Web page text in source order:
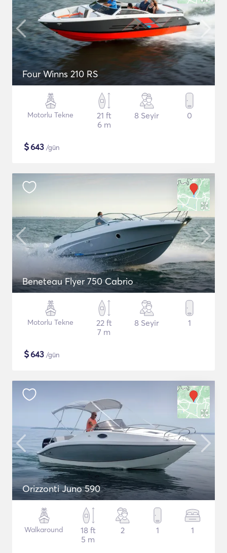
Four Winns 210 RS
Motorlu Tekne
21 ft
6 m
8 Seyir 0
$643 /gün
Beneteau Flyer 750 Cabrio
Motorlu Tekne
22 ft
7 m
8 Seyir 1
$643 /gün
Orizzonti Juno 590
Walkaround
18 ft
5 m
2 1 1